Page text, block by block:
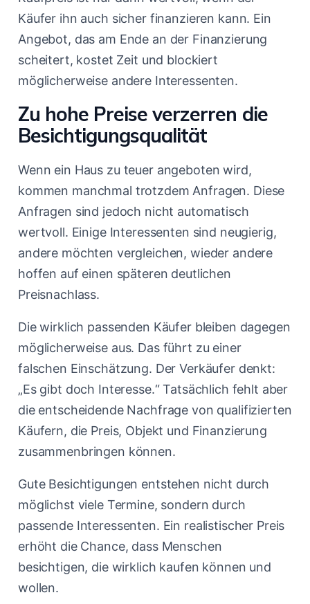
Käufer ihn auch sicher finanzieren kann. Ein
Angebot, das am Ende an der Finanzierung
scheitert, kostet Zeit und blockiert
möglicherweise andere Interessenten.
Zu hohe Preise verzerren die
Besichtigungsqualität
Wenn ein Haus zu teuer angeboten wird,
kommen manchmal trotzdem Anfragen. Diese
Anfragen sind jedoch nicht automatisch
wertvoll. Einige Interessenten sind neugierig,
andere möchten vergleichen, wieder andere
hoffen auf einen späteren deutlichen
Preisnachlass.
Die wirklich passenden Käufer bleiben dagegen
möglicherweise aus. Das führt zu einer
falschen Einschätzung. Der Verkäufer denkt:
„Es gibt doch Interesse.“ Tatsächlich fehlt aber
die entscheidende Nachfrage von qualifizierten
Käufern, die Preis, Objekt und Finanzierung
zusammenbringen können.
Gute Besichtigungen entstehen nicht durch
möglichst viele Termine, sondern durch
passende Interessenten. Ein realistischer Preis
erhöht die Chance, dass Menschen
besichtigen, die wirklich kaufen können und
wollen.